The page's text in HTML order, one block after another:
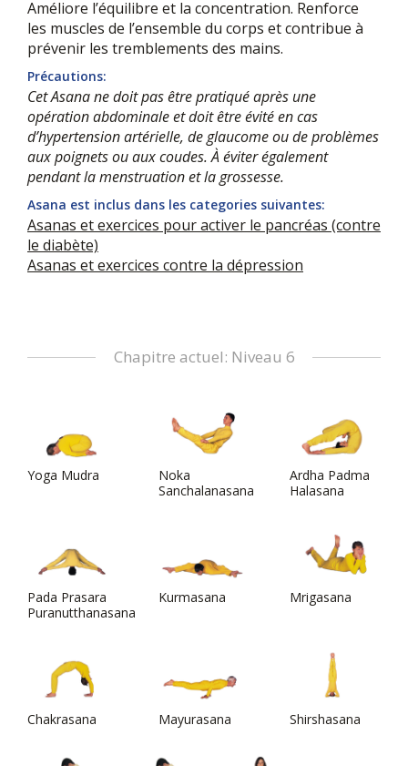
Améliore l’équilibre et la concentration. Renforce
les muscles de l’ensemble du corps et contribue à
prévenir les tremblements des mains.
Précautions:
Cet Asana ne doit pas être pratiqué après une
opération abdominale et doit être évité en cas
d’hypertension artérielle, de glaucome ou de problèmes
aux poignets ou aux coudes. À éviter également
pendant la menstruation et la grossesse.
Asana est inclus dans les categories suivantes:
Asanas et exercices pour activer le pancréas (contre
le diabète)
Asanas et exercices contre la dépression
Chapitre actuel: Niveau 6
Yoga Mudra
Noka
Sanchalanasana
Ardha Padma
Halasana
Pada Prasara
Puranutthanasana
Kurmasana Mrigasana
Chakrasana Mayurasana Shirshasana